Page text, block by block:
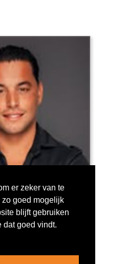
om te stemmen!
er zeker van te
goed mogelijk
blijft gebruiken
dat goed vindt.